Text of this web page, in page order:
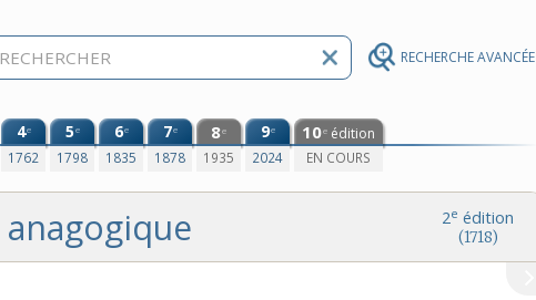
RECHERCHE AVANCÉE
4e
1762
5e
1798
6e
1835
7e
1878
8e
1935
9e
2024
10e édition
EN COURS
2e édition
(1718)
anagogique